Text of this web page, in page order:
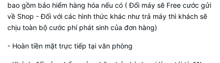
bao gồm bảo hiểm hàng hóa nếu có ( Đổi máy sẽ Free cước gửi
về Shop - Đối với các hình thức khác như trả máy thì khách sẽ
chịu toàn bộ cước phí phát sinh của đơn hàng)
- Hoàn tiền mặt trực tiếp tại văn phòng